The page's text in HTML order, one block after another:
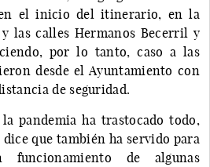
el inicio del itinerario, en la
las calles Hermanos Becerril y
por lo tanto, caso a las
desde el Ayuntamiento con
de seguridad.
pandemia ha trastocado todo,
que también ha servido para
funcionamiento de algunas